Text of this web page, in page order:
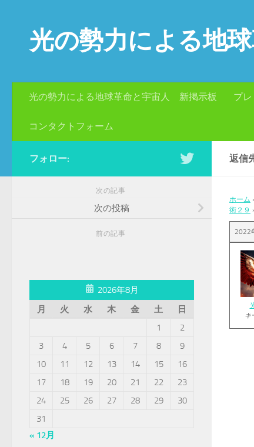
光の勢力による地
光の勢力による地球革命と宇宙人 新掲示板 プ
コンタクトフォーム
返信
ホーム ›
術２９ ›
2022
キ
フォロー:
次の記事
次の投稿
前の記事
2026年8月
月
火 水 木 金 土
日
1
2
3
4 5 6 7 8
9
10
11 12 13 14 15
16
17
18 19 20 21 22
23
24
25 26 27 28 29
30
31
« 12月